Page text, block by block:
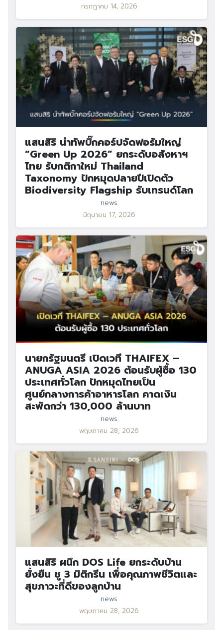
กรกฎาคม 14, 2026
แสนสิริ นำทัพบิ๊กคอร์ปจัดฟอรัมใหญ่
“Green Up 2026” ยกระดับอสังหาฯ
ไทย รับกติกาใหม่ Thailand
Taxonomy ปักหมุดปลายปีเปิดตัว
Biodiversity Flagship รับเทรนด์โลก
news
มิถุนายน 17, 2026
นายกรัฐมนตรี เปิดเวที THAIFEX –
ANUGA ASIA 2026 ต้อนรับผู้ซื้อ 130
ประเทศทั่วโลก ปักหมุดไทยเป็น
ศูนย์กลางการค้าอาหารโลก คาดเงิน
สะพัดกว่า 130,000 ล้านบาท
news
พฤษภาคม 28, 2026
แสนสิริ ผนึก DOS Life ยกระดับบ้าน
ยั่งยืน ชู 3 มิติกรีน เพื่อคุณภาพชีวิตและ
สุขภาวะที่ดีของลูกบ้าน
news
พฤษภาคม 28, 2026